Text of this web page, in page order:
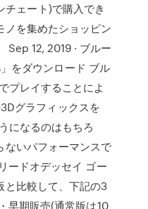
ェート)で購入でき
ノを集めたショッピン
Sep 12, 2019 · ブルー
をダウンロード ブル
プレイすることによ
グラフィックスを
になるのはもちろ
ないパフォーマンスで
ードオデッセイ ゴー
と比較して、下記の3
早期販売(通常版は10